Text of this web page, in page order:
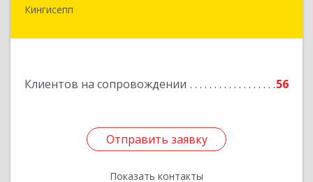
Кингисепп
Клиентов на сопровождении 56
Отправить заявку
Показать контакты
Отправить заявку
Назад